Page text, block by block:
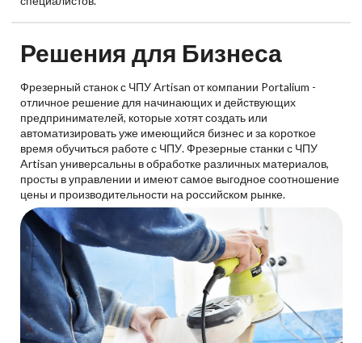
Решения для Бизнеса
Фрезерный станок с ЧПУ Artisan от компании Portalium -
отличное решение для начинающих и действующих
предпринимателей, которые хотят создать или
автоматизировать уже имеющийся бизнес и за короткое
время обучиться работе с ЧПУ. Фрезерные станки с ЧПУ
Artisan универсальны в обработке различных материалов,
просты в управлении и имеют самое выгодное соотношение
цены и производительности на российском рынке.